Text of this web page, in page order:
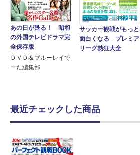
あの日が甦る！ 昭和
の外国テレビドラマ完
全保存版
ＤＶＤ＆ブルーレイで
ーた編集部
サッカー観戦がもっと
面白くなる プレミア
リーグ熱狂大全
最近チェックした商品